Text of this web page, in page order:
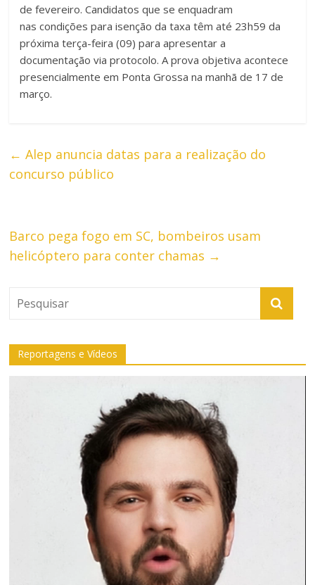
de fevereiro. Candidatos que se enquadram
nas condições para isenção da taxa têm até 23h59 da
próxima terça-feira (09) para apresentar a
documentação via protocolo. A prova objetiva acontece
presencialmente em Ponta Grossa na manhã de 17 de
março.
← Alep anuncia datas para a realização do
concurso público
Barco pega fogo em SC, bombeiros usam
helicóptero para conter chamas →
Reportagens e Vídeos